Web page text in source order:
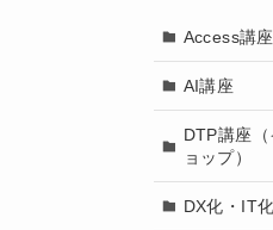
Access講座
AI講座
DTP講座
ョップ）
DX化・IT